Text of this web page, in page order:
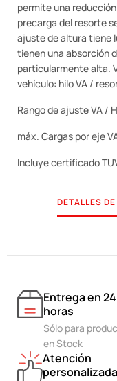
permite una
precarga del resorte
ajuste de altura tiene
tienen una absorción
particularmente alta.
vehículo: hilo VA /
Rango de ajuste VA /
máx. Cargas por eje
Incluye certificado
DETALLES
Entrega en
horas
Sólo para
en Stock
Atención
personalizada